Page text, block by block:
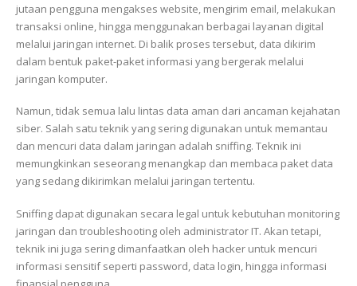
jutaan pengguna mengakses website, mengirim email, melakukan
transaksi online, hingga menggunakan berbagai layanan digital
melalui jaringan internet. Di balik proses tersebut, data dikirim
dalam bentuk paket-paket informasi yang bergerak melalui
jaringan komputer.
Namun, tidak semua lalu lintas data aman dari ancaman kejahatan
siber. Salah satu teknik yang sering digunakan untuk memantau
dan mencuri data dalam jaringan adalah sniffing. Teknik ini
memungkinkan seseorang menangkap dan membaca paket data
yang sedang dikirimkan melalui jaringan tertentu.
Sniffing dapat digunakan secara legal untuk kebutuhan monitoring
jaringan dan troubleshooting oleh administrator IT. Akan tetapi,
teknik ini juga sering dimanfaatkan oleh hacker untuk mencuri
informasi sensitif seperti password, data login, hingga informasi